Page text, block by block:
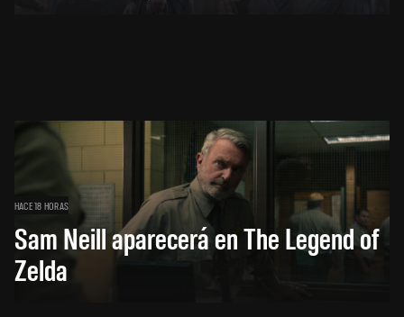
HACE 18 HORAS
Sam Neill aparecerá en The Legend of
Zelda